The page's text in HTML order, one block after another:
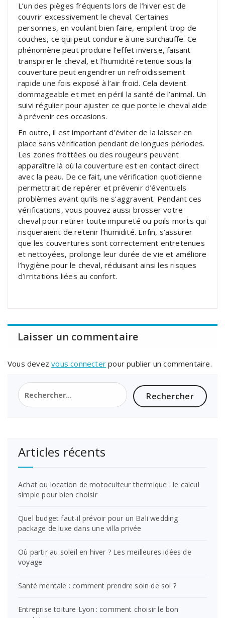
L’un des pièges fréquents lors de l’hiver est de
couvrir excessivement le cheval. Certaines
personnes, en voulant bien faire, empilent trop de
couches, ce qui peut conduire à une surchauffe. Ce
phénomène peut produire l’effet inverse, faisant
transpirer le cheval, et l’humidité retenue sous la
couverture peut engendrer un refroidissement
rapide une fois exposé à l’air froid. Cela devient
dommageable et met en péril la santé de l’animal. Un
suivi régulier pour ajuster ce que porte le cheval aide
à prévenir ces occasions.
En outre, il est important d’éviter de la laisser en
place sans vérification pendant de longues périodes.
Les zones frottées ou des rougeurs peuvent
apparaître là où la couverture est en contact direct
avec la peau. De ce fait, une vérification quotidienne
permettrait de repérer et prévenir d’éventuels
problèmes avant qu’ils ne s’aggravent. Pendant ces
vérifications, vous pouvez aussi brosser votre
cheval pour retirer toute impureté ou poils morts qui
risqueraient de retenir l’humidité. Enfin, s’assurer
que les couvertures sont correctement entretenues
et nettoyées, prolonge leur durée de vie et améliore
l’hygiène pour le cheval, réduisant ainsi les risques
d’irritations liées au confort.
Laisser un commentaire
Vous devezvous connecter pour publier un commentaire.
Rechercher :
Articles récents
Achat ou location de motoculteur thermique : le calcul
simple pour bien choisir
Quel budget faut-il prévoir pour un Bali wedding
package de luxe dans une villa privée
Où partir au soleil en hiver ? Les meilleures idées de
voyage
Santé mentale : comment prendre soin de soi ?
Entreprise toiture Lyon : comment choisir le bon